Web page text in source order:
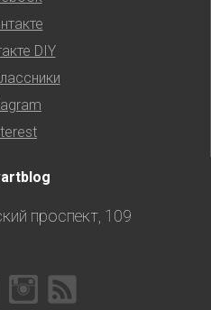
DIY
проспект, 109